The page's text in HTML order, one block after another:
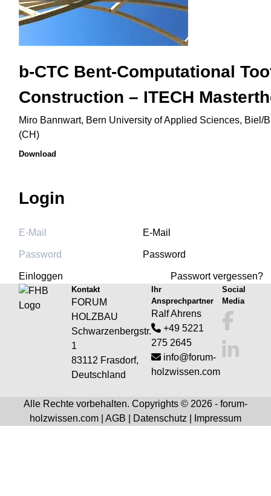
b-CTC Bent-Computational
Construction – ITECH
Miro Bannwart, Bern University of Applied Sciences, Biel/
(CH)
Download
Login
E-Mail
Password
Einloggen Passwort vergessen?
Kontakt
FORUM
HOLZBAU
Schwarzenbergstr.
1
83112 Frasdorf,
Deutschland
Ihr
Ansprechpartner
Ralf Ahrens
+49 5221
275 2645
info@forum-
holzwissen.com
Social
Media
Alle Rechte vorbehalten. Copyrights © 2026 - forum-
holzwissen.com | AGB Datenschutz Impressum